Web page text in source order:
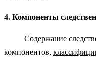
4. Компоненты
Содержание
компонентов,